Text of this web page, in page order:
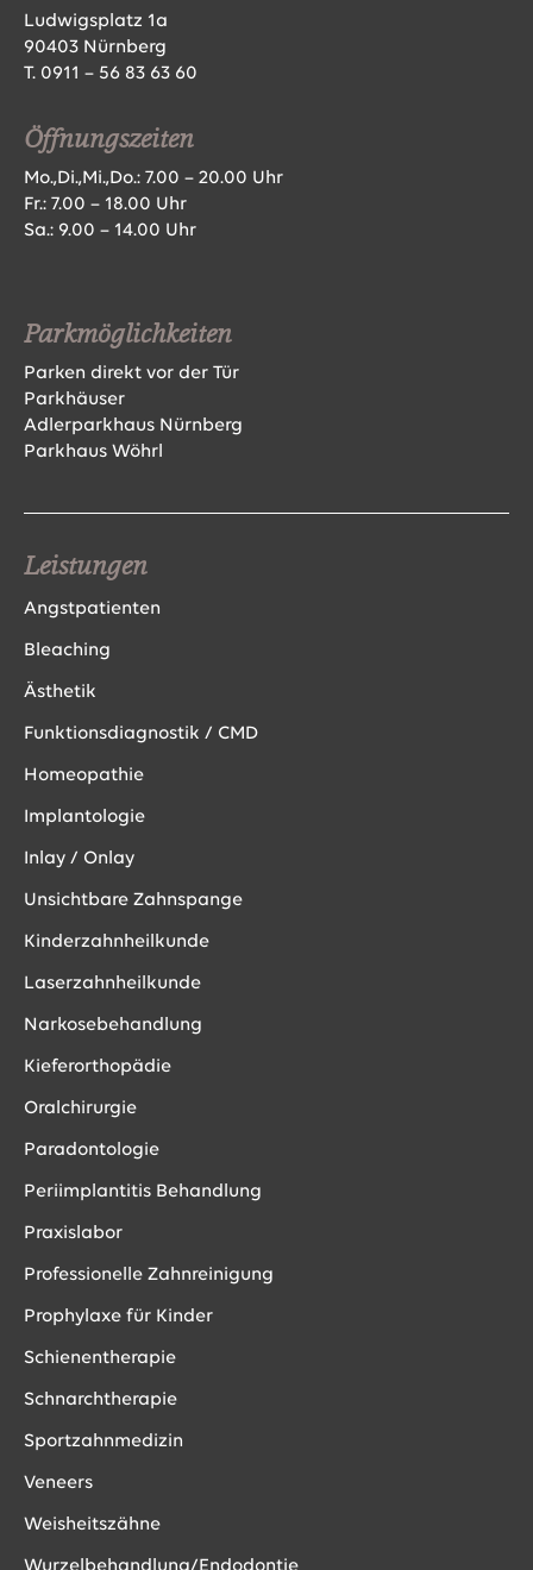
Ludwigsplatz 1a
90403 Nürnberg
T. 0911 – 56 83 63 60
Öffnungszeiten
Mo.,Di.,Mi.,Do.: 7.00 – 20.00 Uhr
Fr.: 7.00 – 18.00 Uhr
Sa.: 9.00 – 14.00 Uhr
Parkmöglichkeiten
Parken direkt vor der Tür
Parkhäuser
Adlerparkhaus Nürnberg
Parkhaus Wöhrl
Leistungen
Angstpatienten
Bleaching
Ästhetik
Funktionsdiagnostik / CMD
Homeopathie
Implantologie
Inlay / Onlay
Unsichtbare Zahnspange
Kinderzahnheilkunde
Laserzahnheilkunde
Narkosebehandlung
Kieferorthopädie
Oralchirurgie
Paradontologie
Periimplantitis Behandlung
Praxislabor
Professionelle Zahnreinigung
Prophylaxe für Kinder
Schienentherapie
Schnarchtherapie
Sportzahnmedizin
Veneers
Weisheitszähne